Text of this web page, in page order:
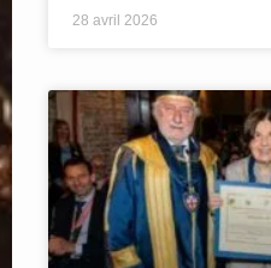
28 avril 2026